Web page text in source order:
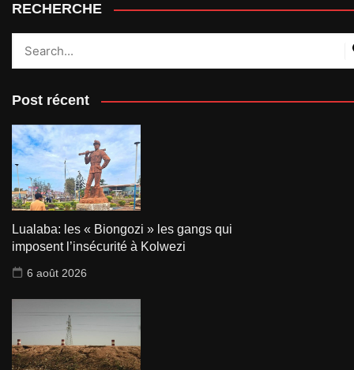
RECHERCHE
Post récent
Lualaba: les « Biongozi » les gangs qui
imposent l’insécurité à Kolwezi
6 août 2026